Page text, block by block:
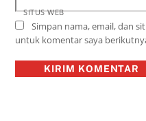
SITUS WEB
Simpan nama, email, dan
untuk komentar saya